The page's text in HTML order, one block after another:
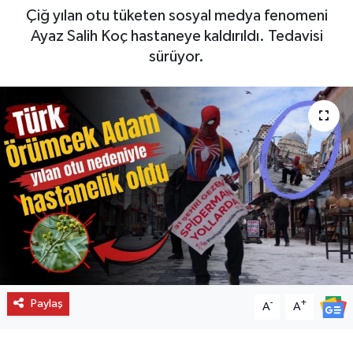
Çiğ yılan otu tüketen sosyal medya fenomeni
Ayaz Salih Koç hastaneye kaldırıldı. Tedavisi
sürüyor.
Paylaş A- A+